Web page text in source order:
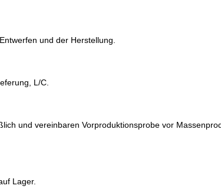
und der Herstellung.
L/C.
und vereinbaren Vorproduktionsprobe vor
Lager.